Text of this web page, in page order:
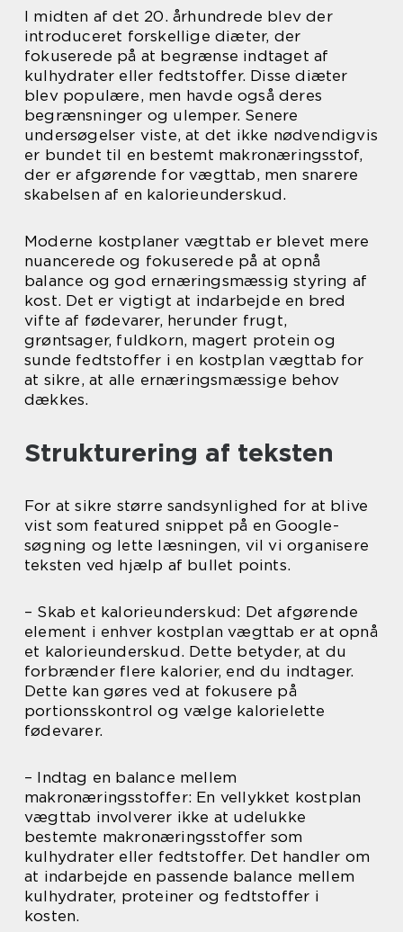
I midten af det 20. århundrede blev der
introduceret forskellige diæter, der
fokuserede på at begrænse indtaget af
kulhydrater eller fedtstoffer. Disse diæter
blev populære, men havde også deres
begrænsninger og ulemper. Senere
undersøgelser viste, at det ikke nødvendigvis
er bundet til en bestemt makronæringsstof,
der er afgørende for vægttab, men snarere
skabelsen af en kalorieunderskud.
Moderne kostplaner vægttab er blevet mere
nuancerede og fokuserede på at opnå
balance og god ernæringsmæssig styring af
kost. Det er vigtigt at indarbejde en bred
vifte af fødevarer, herunder frugt,
grøntsager, fuldkorn, magert protein og
sunde fedtstoffer i en kostplan vægttab for
at sikre, at alle ernæringsmæssige behov
dækkes.
Strukturering af teksten
For at sikre større sandsynlighed for at blive
vist som featured snippet på en Google-
søgning og lette læsningen, vil vi organisere
teksten ved hjælp af bullet points.
– Skab et kalorieunderskud: Det afgørende
element i enhver kostplan vægttab er at opnå
et kalorieunderskud. Dette betyder, at du
forbrænder flere kalorier, end du indtager.
Dette kan gøres ved at fokusere på
portionsskontrol og vælge kalorielette
fødevarer.
– Indtag en balance mellem
makronæringsstoffer: En vellykket kostplan
vægttab involverer ikke at udelukke
bestemte makronæringsstoffer som
kulhydrater eller fedtstoffer. Det handler om
at indarbejde en passende balance mellem
kulhydrater, proteiner og fedtstoffer i
kosten.